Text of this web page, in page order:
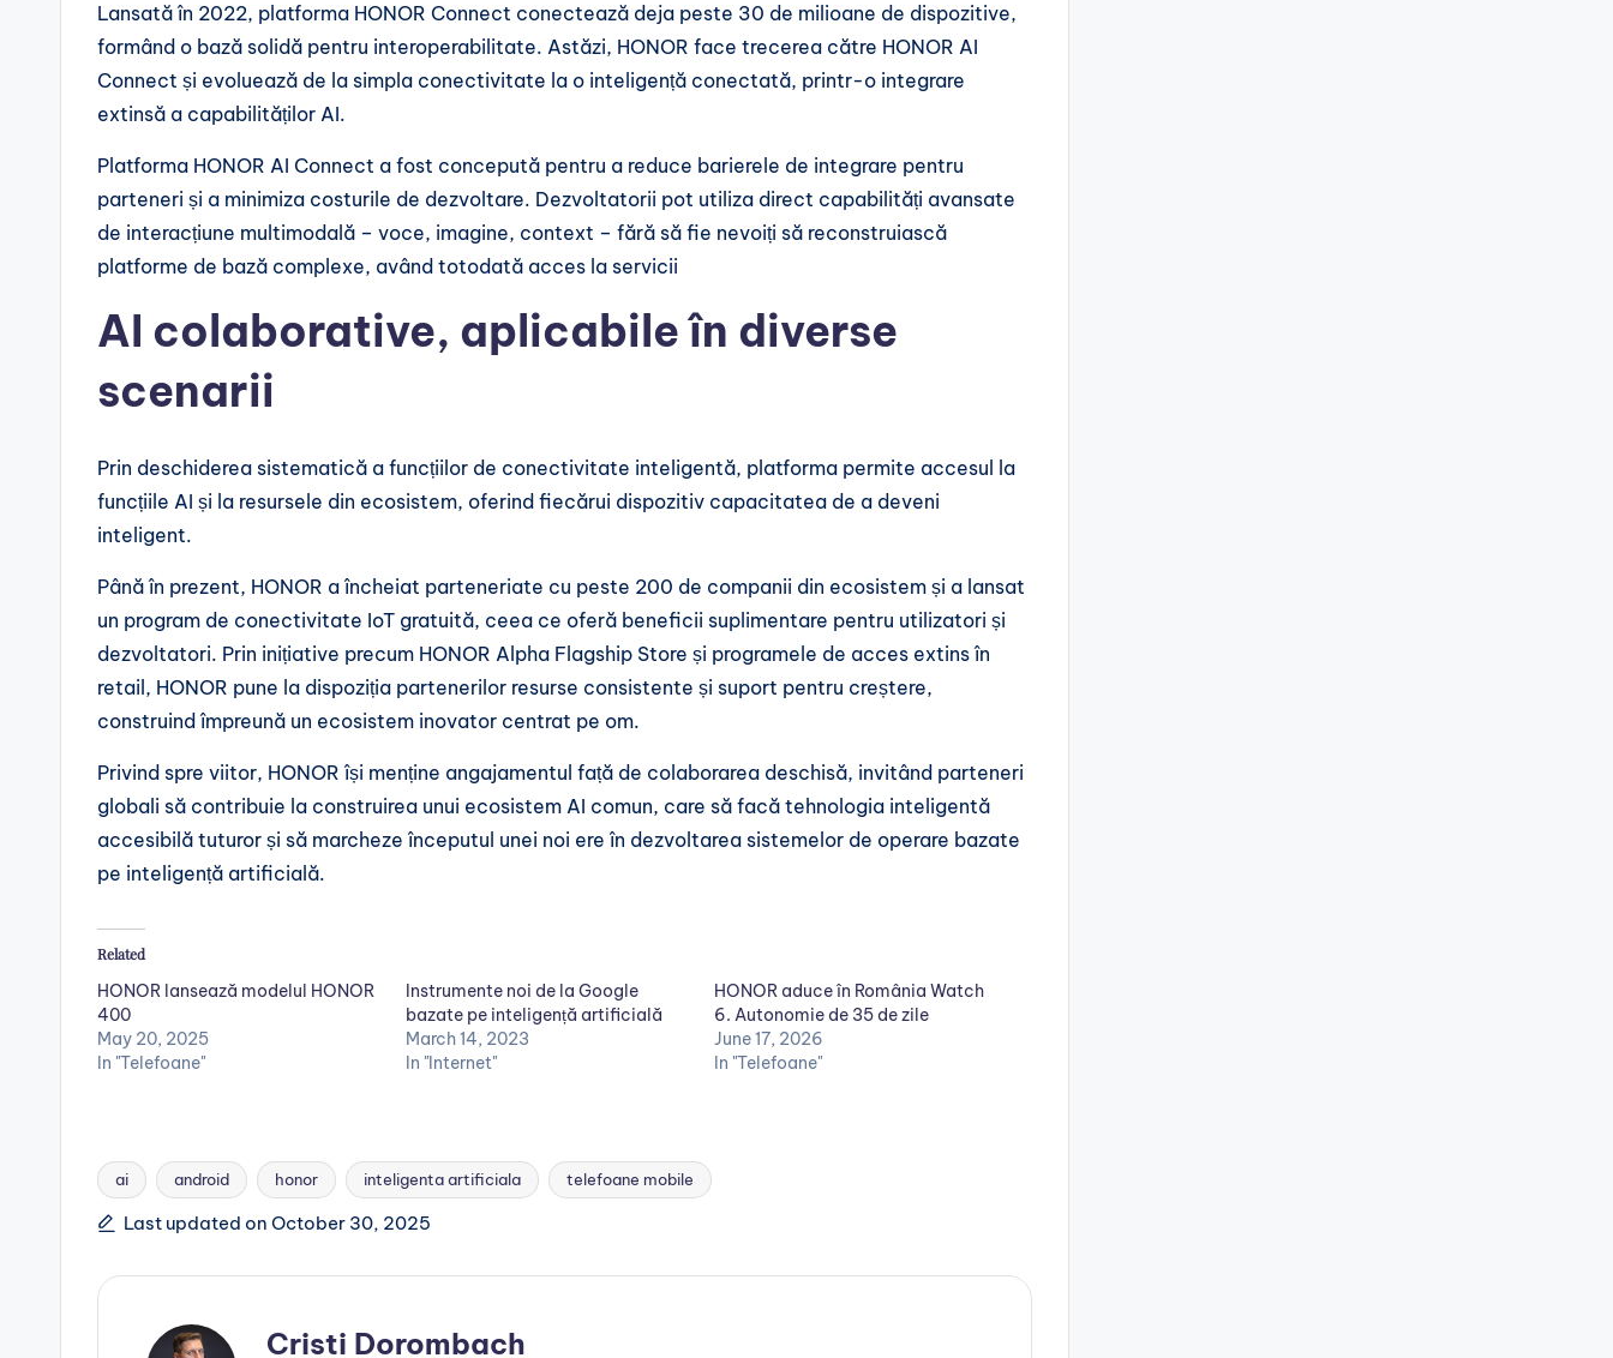
Lansată în 2022, platforma HONOR Connect conectează deja peste 30 de milioane de dispozitive,
formând o bază solidă pentru interoperabilitate. Astăzi, HONOR face trecerea către HONOR AI
Connect și evoluează de la simpla conectivitate la o inteligență conectată, printr-o integrare
extinsă a capabilităților AI.
Platforma HONOR AI Connect a fost concepută pentru a reduce barierele de integrare pentru
parteneri și a minimiza costurile de dezvoltare. Dezvoltatorii pot utiliza direct capabilități avansate
de interacțiune multimodală – voce, imagine, context – fără să fie nevoiți să reconstruiască
platforme de bază complexe, având totodată acces la servicii
AI colaborative, aplicabile în diverse
scenarii
Prin deschiderea sistematică a funcțiilor de conectivitate inteligentă, platforma permite accesul la
funcțiile AI și la resursele din ecosistem, oferind fiecărui dispozitiv capacitatea de a deveni
inteligent.
Până în prezent, HONOR a încheiat parteneriate cu peste 200 de companii din ecosistem și a lansat
un program de conectivitate IoT gratuită, ceea ce oferă beneficii suplimentare pentru utilizatori și
dezvoltatori. Prin inițiative precum HONOR Alpha Flagship Store și programele de acces extins în
retail, HONOR pune la dispoziția partenerilor resurse consistente și suport pentru creștere,
construind împreună un ecosistem inovator centrat pe om.
Privind spre viitor, HONOR își menține angajamentul față de colaborarea deschisă, invitând parteneri
globali să contribuie la construirea unui ecosistem AI comun, care să facă tehnologia inteligentă
accesibilă tuturor și să marcheze începutul unei noi ere în dezvoltarea sistemelor de operare bazate
pe inteligență artificială.
Related
HONOR lansează modelul HONOR
400
May 20, 2025
In "Telefoane"
Instrumente noi de la Google
bazate pe inteligență artificială
March 14, 2023
In "Internet"
HONOR aduce în România Watch
6. Autonomie de 35 de zile
June 17, 2026
In "Telefoane"
Tags:
ai android honor inteligenta artificiala telefoane mobile
Last updated on October 30, 2025
Cristi Dorombach